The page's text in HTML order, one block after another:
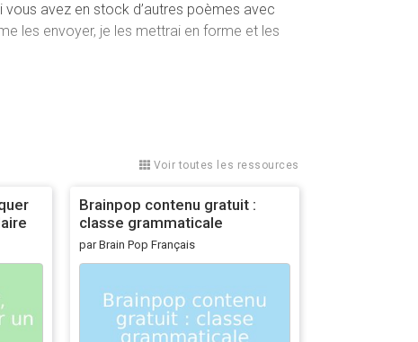
vous avez en stock d’autres poèmes avec
les envoyer, je les mettrai en forme et les
Voir toutes les ressources
Brainpop contenu gratuit :
classe grammaticale
par Brain Pop Français